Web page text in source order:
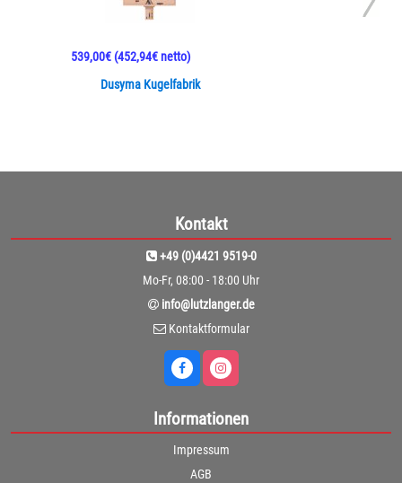
Dusyma Kugelfabrik
539,00€(452,94€ netto)
Kontakt
+49 (0)4421 9519-0
Mo-Fr, 08:00 - 18:00 Uhr
info@lutzlanger.de
Kontaktformular
Informationen
Impressum
AGB